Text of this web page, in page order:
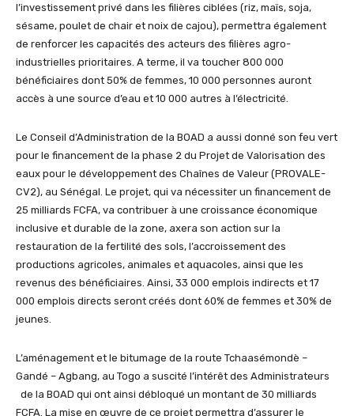
l’investissement privé dans les filières ciblées (riz, maïs, soja,
sésame, poulet de chair et noix de cajou), permettra également
de renforcer les capacités des acteurs des filières agro-
industrielles prioritaires. A terme, il va toucher 800 000
bénéficiaires dont 50% de femmes, 10 000 personnes auront
accès à une source d’eau et 10 000 autres à l’électricité.
Le Conseil d’Administration de la BOAD a aussi donné son feu vert
pour le financement de la phase 2 du Projet de Valorisation des
eaux pour le développement des Chaînes de Valeur (PROVALE-
CV2), au Sénégal. Le projet, qui va nécessiter un financement de
25 milliards FCFA, va contribuer à une croissance économique
inclusive et durable de la zone, axera son action sur la
restauration de la fertilité des sols, l’accroissement des
productions agricoles, animales et aquacoles, ainsi que les
revenus des bénéficiaires. Ainsi, 33 000 emplois indirects et 17
000 emplois directs seront créés dont 60% de femmes et 30% de
jeunes.
L’aménagement et le bitumage de la route Tchaasémondè –
Gandé – Agbang, au Togo a suscité l’intérêt des Administrateurs
de la BOAD qui ont ainsi débloqué un montant de 30 milliards
FCFA. La mise en œuvre de ce projet permettra d’assurer le